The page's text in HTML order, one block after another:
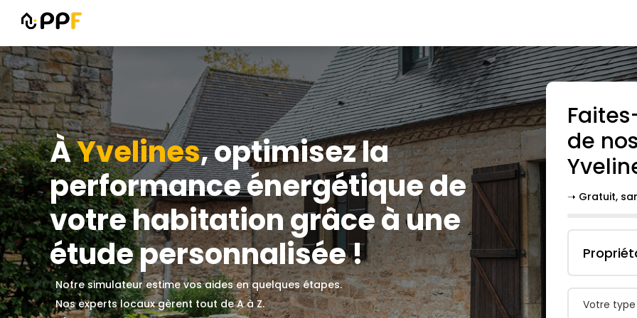
ÀYvelines, optimisez la
performance énergétique de
votre habitation grâce à une
étude personnalisée !
Notre simulateur estime vos aides en quelques étapes.
Nos experts locaux gèrent tout de A à Z.
de
➝ Gratuit,
Votre